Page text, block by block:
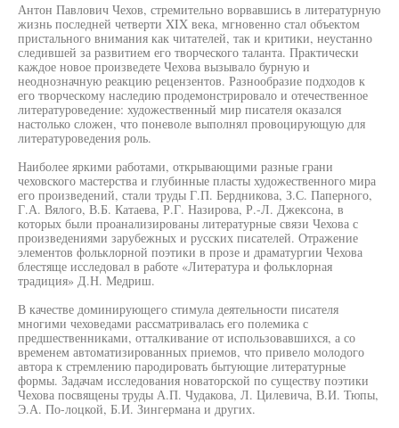
Антон Павлович Чехов, стремительно ворвавшись в литературную
жизнь последней четверти XIX века, мгновенно стал объектом
пристального внимания как читателей, так и критики, неустанно
следившей за развитием его творческого таланта. Практически
каждое новое произведете Чехова вызывало бурную и
неоднозначную реакцию рецензентов. Разнообразие подходов к
его творческому наследию продемонстрировало и отечественное
литературоведение: художественный мир писателя оказался
настолько сложен, что поневоле выполнял провоцирующую для
литературоведения роль.
Наиболее яркими работами, открывающими разные грани
чеховского мастерства и глубинные пласты художественного мира
его произведений, стали труды Г.П. Бердникова, З.С. Паперного,
Г.А. Вялого, В.Б. Катаева, Р.Г. Назирова, Р.-Л. Джексона, в
которых были проанализированы литературные связи Чехова с
произведениями зарубежных и русских писателей. Отражение
элементов фольклорной поэтики в прозе и драматургии Чехова
блестяще исследовал в работе «Литература и фольклорная
традиция» Д.Н. Медриш.
В качестве доминирующего стимула деятельности писателя
многими чеховедами рассматривалась его полемика с
предшественниками, отталкивание от использовавшихся, а со
временем автоматизированных приемов, что привело молодого
автора к стремлению пародировать бытующие литературные
формы. Задачам исследования новаторской по существу поэтики
Чехова посвящены труды А.П. Чудакова, Л. Цилевича, В.И. Тюпы,
Э.А. По-лоцкой, Б.И. Зингермана и других.